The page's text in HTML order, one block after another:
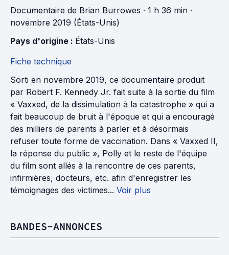
Documentaire de Brian Burrowes · 1 h 36 min ·
novembre 2019 (États-Unis)
Pays d'origine : États-Unis
Fiche technique
Sorti en novembre 2019, ce documentaire produit
par Robert F. Kennedy Jr. fait suite à la sortie du film
« Vaxxed, de la dissimulation à la catastrophe » qui a
fait beaucoup de bruit à l'époque et qui a encouragé
des milliers de parents à parler et à désormais
refuser toute forme de vaccination. Dans « Vaxxed II,
la réponse du public », Polly et le reste de l'équipe
du film sont allés à la rencontre de ces parents,
infirmières, docteurs, etc. afin d'enregistrer les
témoignages des victimes... Voir plus
BANDES-ANNONCES